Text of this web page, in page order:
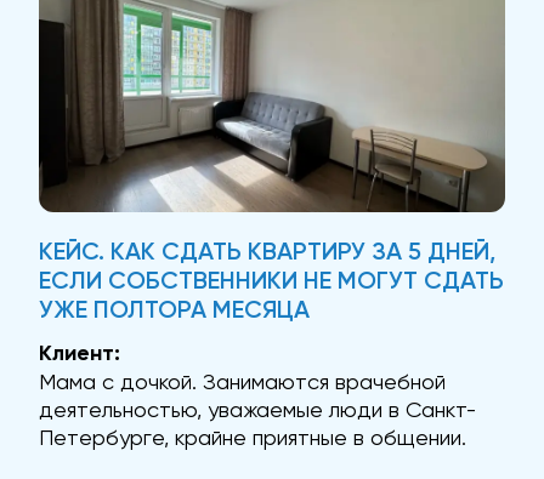
КЕЙС. КАК СДАТЬ КВАРТИРУ ЗА 5 ДНЕЙ,
ЕСЛИ СОБСТВЕННИКИ НЕ МОГУТ СДАТЬ
УЖЕ ПОЛТОРА МЕСЯЦА
Клиент:
Мама с дочкой. Занимаются врачебной
деятельностью, уважаемые люди в Санкт-
Петербурге, крайне приятные в общении.